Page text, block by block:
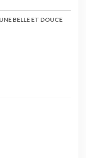
BELLE ET DOUCE